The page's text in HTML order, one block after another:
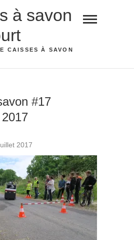
à savon
CAISSES À SAVON
#17
2017